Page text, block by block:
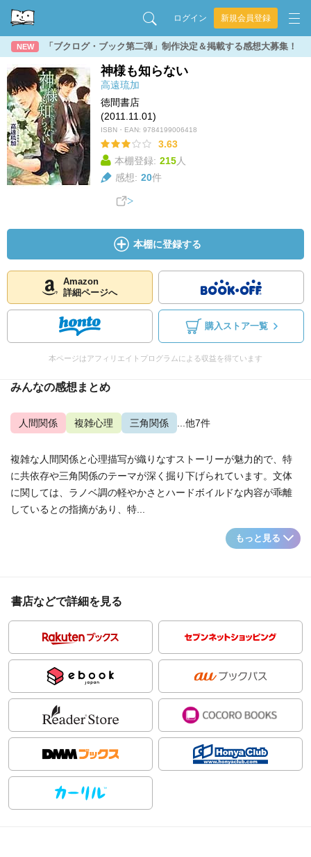
ログイン 新規会員登録
NEW 「ブクログ・ブック第二弾」制作決定＆掲載する感想大募集！
神様も知らない
高遠琉加
徳間書店
(2011.11.01)
ISBN・EAN: 9784199006418
3.63
本棚登録: 215人
感想: 20件
本棚に登録する
Amazon
詳細ページへ
購入ストア一覧
本ページはアフィリエイトプログラムによる収益を得ています
みんなの感想まとめ
人間関係 複雑心理 三角関係 ...他7件
複雑な人間関係と心理描写が織りなすストーリーが魅力的で、特
に共依存や三角関係のテーマが深く掘り下げられています。文体
に関しては、ラノベ調の軽やかさとハードボイルドな内容が乖離
しているとの指摘があり、特...
もっと見る
書店などで詳細を見る